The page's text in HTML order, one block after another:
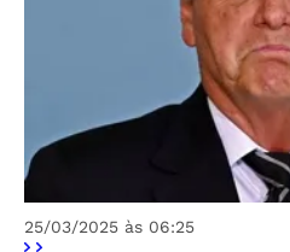
25/03/2025 às 06:25